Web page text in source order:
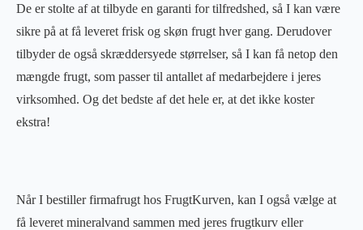
De er stolte af at tilbyde en garanti for tilfredshed, så I kan være
sikre på at få leveret frisk og skøn frugt hver gang. Derudover
tilbyder de også skræddersyede størrelser, så I kan få netop den
mængde frugt, som passer til antallet af medarbejdere i jeres
virksomhed. Og det bedste af det hele er, at det ikke koster
ekstra!
Når I bestiller firmafrugt hos FrugtKurven, kan I også vælge at
få leveret mineralvand sammen med jeres frugtkurv eller